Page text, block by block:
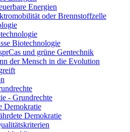
Energien
oder Brennstoffzelle
Biotechnologie
und grüne Gentechnik
der Mensch in die Evolution
- Grundrechte
Demokratie
Demokratie